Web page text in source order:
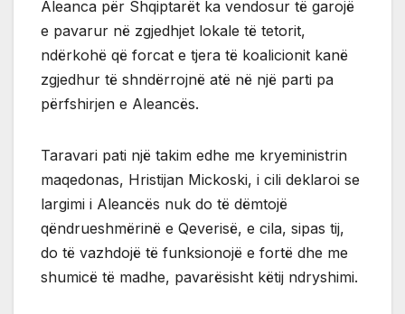
Aleanca për Shqiptarët ka vendosur të garojë
e pavarur në zgjedhjet lokale të tetorit,
ndërkohë që forcat e tjera të koalicionit kanë
zgjedhur të shndërrojnë atë në një parti pa
përfshirjen e Aleancës.
Taravari pati një takim edhe me kryeministrin
maqedonas, Hristijan Mickoski, i cili deklaroi se
largimi i Aleancës nuk do të dëmtojë
qëndrueshmërinë e Qeverisë, e cila, sipas tij,
do të vazhdojë të funksionojë e fortë dhe me
shumicë të madhe, pavarësisht këtij ndryshimi.